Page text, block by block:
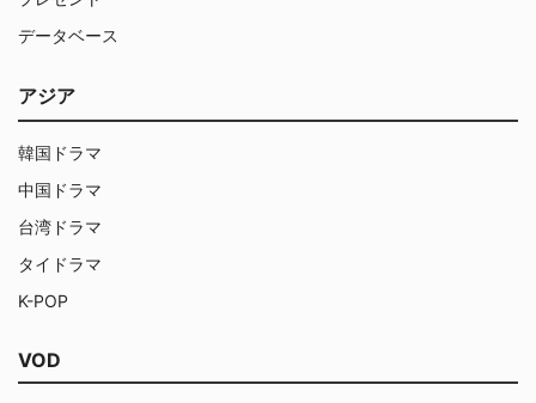
データベース
アジア
韓国ドラマ
中国ドラマ
台湾ドラマ
タイドラマ
K-POP
VOD